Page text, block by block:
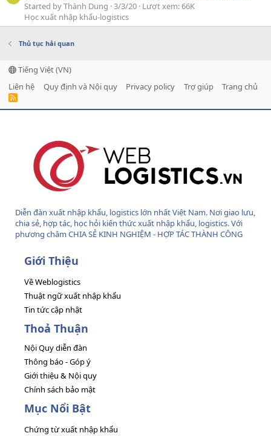
Started by Thành Dung 3/3/20 Lượt xem: 66K
Học xuất nhập khẩu-logistics
Thủ tục hải quan
Tiếng Việt (VN)
Liên hệ
Quy định và Nội quy Privacy policy Trợ giúp Trang chủ
R
Diễn đàn xuất nhập khẩu, logistics lớn nhất Việt Nam. Nơi giao lưu,
chia sẻ, hợp tác, học hỏi kiến thức xuất nhập khẩu, logistics. Với
phương châm CHIA SẺ KINH NGHIỆM - HỢP TÁC THÀNH CÔNG
Giới Thiệu
Về Weblogistics
Thuật ngữ xuất nhập khẩu
Tin tức cập nhật
Thoả Thuận
Nội Quy diễn đàn
Thông báo - Góp ý
Giới thiệu & Nội quy
Chính sách bảo mật
Mục Nổi Bật
Chứng từ xuất nhập khẩu